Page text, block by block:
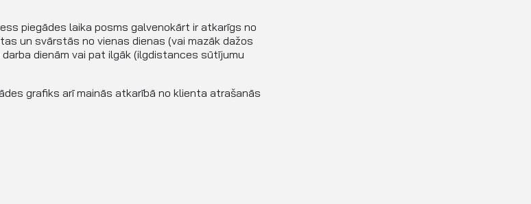
piegādes laika posms galvenokārt ir atkarīgs no
un svārstās no vienas dienas (vai mazāk dažos
dienām vai pat ilgāk (ilgdistances sūtījumu
grafiks arī mainās atkarībā no klienta atrašanās